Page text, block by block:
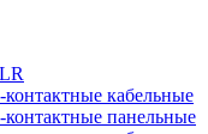
кабельные
панельные